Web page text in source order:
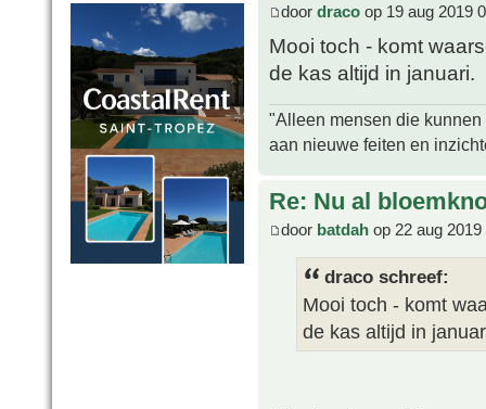
door draco op 19 aug 2019
Mooi toch - komt
de kas altijd in januari.
"Alleen mensen die
aan nieuwe feiten en
Re: Nu al
door batdah op 22 aug 2019
draco schreef:
Mooi toch - komt
de kas altijd in